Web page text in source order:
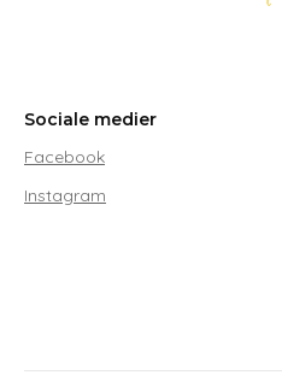
Sociale medier
Facebook
Instagram